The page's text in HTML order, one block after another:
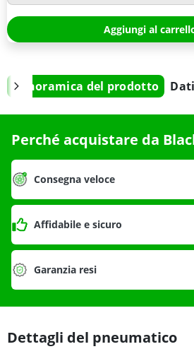
Aggiungi al
Panoramica del prodotto
Perché acquistare da
Consegna veloce
Affidabile e sicuro
Garanzia resi
Dettagli del pneumatico